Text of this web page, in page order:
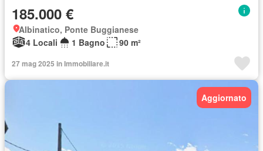
185.000 €
Albinatico, Ponte Buggianese
4 Locali
1 Bagno 90 m²
27 mag 2025 in Immobiliare.it
Aggiornato